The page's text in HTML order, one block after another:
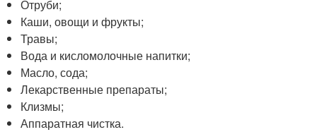
Отруби;
Каши, овощи и фрукты;
Травы;
Вода и кисломолочные напитки;
Масло, сода;
Лекарственные препараты;
Клизмы;
Аппаратная чистка.